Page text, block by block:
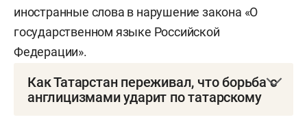
иностранные слова в нарушение закона «О
государственном языке Российской
Федерации».
Как Татарстан переживал, что борьба с
англицизмами ударит по татарскому